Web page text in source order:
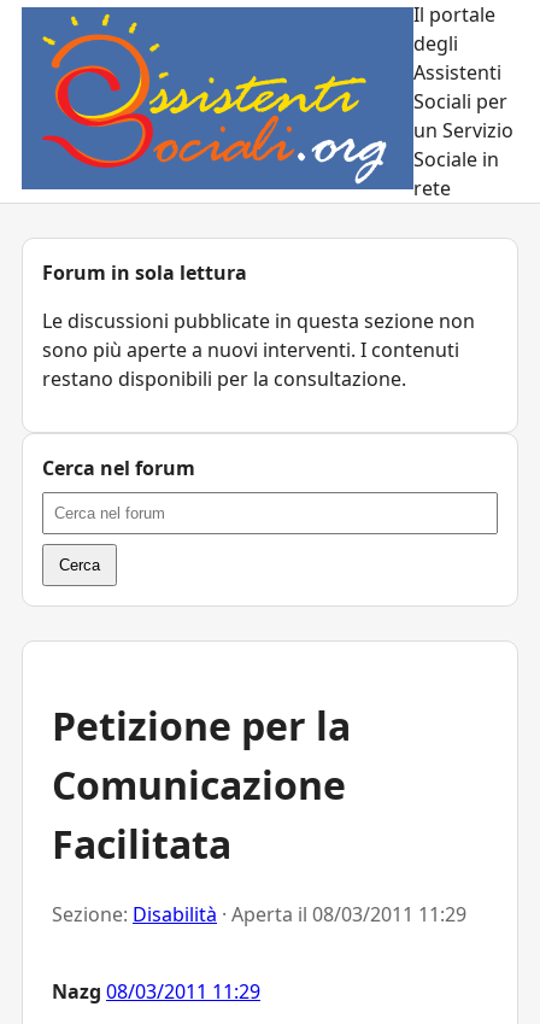
Il portale
degli
Assistenti
Sociali per
un Servizio
Sociale in
rete
Petizione per la
Comunicazione
Facilitata
Sezione: Disabilità · Aperta il 08/03/2011 11:29
Nazg 08/03/2011 11:29
Forum in sola lettura
Le discussioni pubblicate in questa sezione non
sono più aperte a nuovi interventi. I contenuti
restano disponibili per la consultazione.
Cerca nel forum
Cerca